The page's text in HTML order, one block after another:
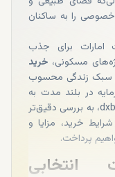
را به ساکنان
برای جذب
مسکونی، خرید
سبک زندگی محسوب
در بلند مدت به
شمار می‌آید. در ادامه این راهنما از dxboffplan، به بررسی دقیق‌تر
خرید، مزایا و
پرداخت.
انتخابی